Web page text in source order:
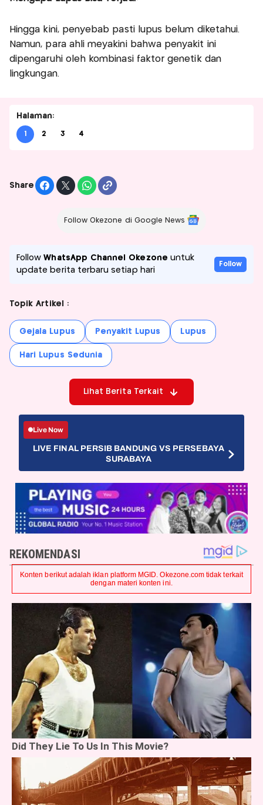
Hingga kini, penyebab pasti lupus belum diketahui.
Namun, para ahli meyakini bahwa penyakit ini
dipengaruhi oleh kombinasi faktor genetik dan
lingkungan.
Halaman:
1 2 3 4
Share
Follow Okezone di Google News
FollowWhatsApp Channel Okezone untuk
update berita terbaru setiap hari
Follow
Topik Artikel :
Gejala Lupus Penyakit Lupus Lupus
Hari Lupus Sedunia
Lihat Berita Terkait
Live Now
LIVE FINAL PERSIB BANDUNG VS PERSEBAYA
SURABAYA